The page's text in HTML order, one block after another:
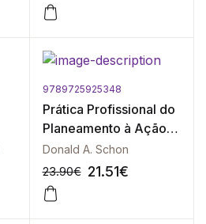
9789725925348
Prática Profissional do
Planeamento à Ação,
A
Donald A. Schon
23.90€ 21.51€